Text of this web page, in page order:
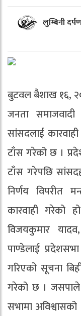
लुम्बिनी
बुटवल बैशाख १६,
जनता समाजवादी
सांसदलाई
टाँस गरेको छ ।
टाँस गरेपछि
निर्णय विपरीत
कारवाही गरेको
विजयकुमार
पाण्डेलाई
गरिएको सूचना
गरेको छ । जसपाले
सभामा अविश्वासको